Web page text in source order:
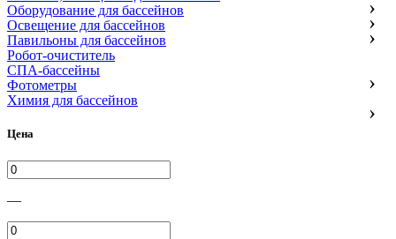
Оборудование для бассейнов
Освещение для бассейнов
Павильоны для бассейнов
Робот-очиститель
СПА-бассейны
Фотометры
Химия для бассейнов
Цена
—